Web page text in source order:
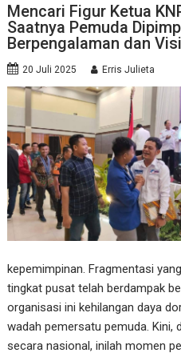
Mencari Figur Ketua
Saatnya Pemuda
Berpengalaman dan
20 Juli 2025 Erris Julieta
kepemimpinan. Fragmentasi
tingkat pusat telah berdampak
organisasi ini kehilangan daya
wadah pemersatu pemuda. Kini,
secara nasional, inilah momen